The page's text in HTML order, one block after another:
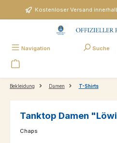
Zum Hauptinhalt springen
Kostenloser Versand
Navigation Suche
Bekleidung Damen T-Shirts
Tanktop Damen
Chaps